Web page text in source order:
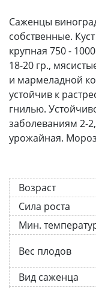
Саженцы
собственные.
крупная 750 -
18-20 гр.,
и мармеладной
устойчив к
гнилью.
заболеваниям 2-
урожайная.
Возраст
Сила роста
Мин.
Вес плодов
Вид саженца